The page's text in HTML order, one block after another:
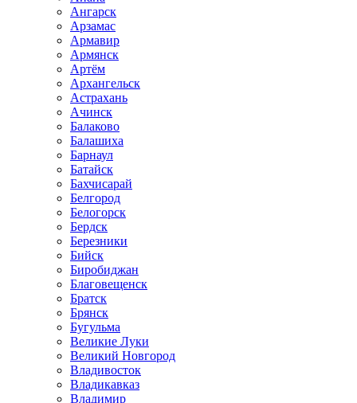
Ангарск
Арзамас
Армавир
Армянск
Артём
Архангельск
Астрахань
Ачинск
Балаково
Балашиха
Барнаул
Батайск
Бахчисарай
Белгород
Белогорск
Бердск
Березники
Бийск
Биробиджан
Благовещенск
Братск
Брянск
Бугульма
Великие Луки
Великий Новгород
Владивосток
Владикавказ
Владимир